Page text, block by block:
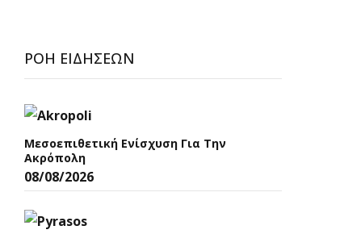
ΡΟΉ ΕΙΔΉΣΕΩΝ
Μεσοεπιθετική Ενίσχυση Για Την
Ακρόπολη
08/08/2026